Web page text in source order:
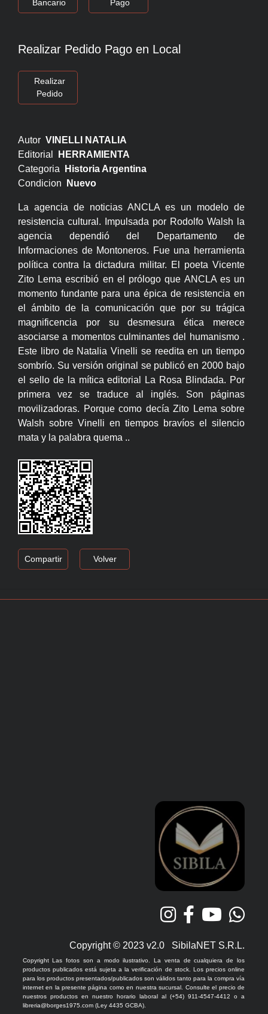
Bancario
Pago
Realizar Pedido Pago en Local
Realizar
Pedido
Autor VINELLI NATALIA
Editorial
HERRAMIENTA
Categoria
Historia Argentina
Condicion
Nuevo
La agencia de noticias ANCLA es un modelo de
resistencia cultural. Impulsada por Rodolfo Walsh la
agencia dependió del Departamento de
Informaciones de Montoneros. Fue una herramienta
política contra la dictadura militar. El poeta Vicente
Zito Lema escribió en el prólogo que ANCLA es un
momento fundante para una épica de resistencia en
el ámbito de la comunicación que por su trágica
magnificencia por su desmesura ética merece
asociarse a momentos culminantes del humanismo .
Este libro de Natalia Vinelli se reedita en un tiempo
sombrío. Su versión original se publicó en 2000 bajo
el sello de la mítica editorial La Rosa Blindada. Por
primera vez se traduce al inglés. Son páginas
movilizadoras. Porque como decía Zito Lema sobre
Walsh sobre Vinelli en tiempos bravíos el silencio
mata y la palabra quema ..
Compartir Volver
Copyright © 2023 v2.0 SibilaNET S.R.L.
Copyright Las fotos son a modo ilustrativo. La venta de cualquiera de los
productos publicados está sujeta a la verificación de stock. Los precios online
para los productos presentados/publicados son válidos tanto para la compra vía
internet en la presente página como en nuestra sucursal. Consulte el precio de
nuestros productos en nuestro horario laboral al (+54) 911-4547-4412 o a
libreria@borges1975.com (Ley 4435 GCBA).